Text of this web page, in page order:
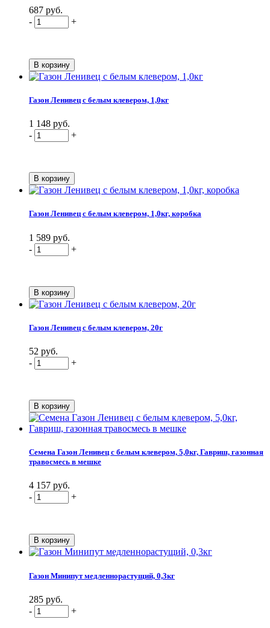
687 руб.
-
+
Газон Ленивец с белым клевером, 1,0кг
1 148 руб.
-
+
Газон Ленивец с белым клевером, 1,0кг, коробка
1 589 руб.
-
+
Газон Ленивец с белым клевером, 20г
52 руб.
-
+
Семена Газон Ленивец с белым клевером, 5,0кг, Гавриш, газонная
травосмесь в мешке
4 157 руб.
-
+
Газон Минипут медленнорастущий, 0,3кг
285 руб.
-
+